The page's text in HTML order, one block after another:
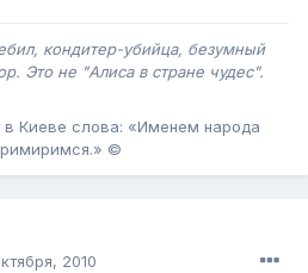
кондитер-убийца, безумный
Это не "Алиса в стране чудес".
в Киеве слова: «Именем народа
©
2010